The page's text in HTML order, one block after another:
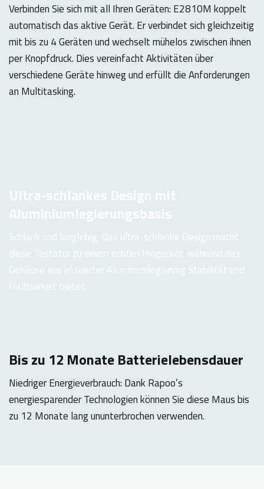
Verbinden Sie sich mit all Ihren Geräten: E2810M koppelt
automatisch das aktive Gerät. Er verbindet sich gleichzeitig
mit bis zu 4 Geräten und wechselt mühelos zwischen ihnen
per Knopfdruck. Dies vereinfacht Aktivitäten über
verschiedene Geräte hinweg und erfüllt die Anforderungen
an Multitasking.
Ultra-schlankes Design mit
Aluminiumlegierungsbasis
Schlank und langlebig: Das ultra-schlanke Design macht
diese Tastatur zu einem echten Hingucker, während das
Gehäuse aus eloxierter Aluminiumlegierung Stabilität und
Haltbarkeit bietet.
Bis zu 12 Monate Batterielebensdauer
Niedriger Energieverbrauch: Dank Rapoo’s
energiesparender Technologien können Sie diese Maus bis
zu 12 Monate lang ununterbrochen verwenden.